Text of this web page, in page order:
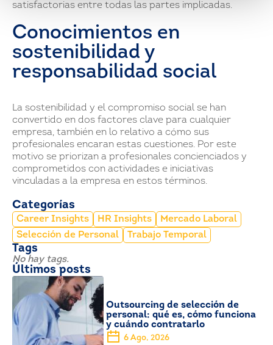
satisfactorias entre todas las partes implicadas.
Conocimientos en
sostenibilidad y
responsabilidad social
La sostenibilidad y el compromiso social se han
convertido en dos factores clave para cualquier
empresa, también en lo relativo a cómo sus
profesionales encaran estas cuestiones. Por este
motivo se priorizan a profesionales concienciados y
comprometidos con actividades e iniciativas
vinculadas a la empresa en estos términos.
Categorías
Career Insights HR Insights
Mercado Laboral
Selección de Personal
Trabajo Temporal
Tags
No hay tags.
Últimos posts
Outsourcing de selección de
personal: qué es, cómo funciona
y cuándo contratarlo
6 Ago, 2026